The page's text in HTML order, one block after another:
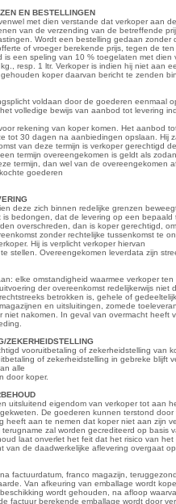
EN BESTELLINGEN
met dien verstande dat verkoper aan
van de verzending van de betreffende
Wordt een bestelling gedaan
of vroeger berekende prijs, tegen de
is een speling van 10 % toegelaten met
resp. 1 ltr. Verkoper is indien hij niet aan
koper daarvan bericht te zenden
voldaan door de goederen
volledige bewijs van aanbod tot levering
rekening van koper komen. Het aanbod
tot 30 dagen na aanbiedingen opslaan. Hij
van deze termijn is verkoper gerechtigd
termijn overeengekomen is geldt als
termijn, dan wel van de overeengekomen
goederen
deze zich binnen redelijke grenzen
bedongen, dat de levering op een
overschreden, dan is koper gerechtigd,
zonder rechtelijke tussenkomst te
Hij is verplicht verkoper hiervan
stellen. Overeengekomen leverdata zijn
elke omstandigheid waarmee verkoper
der overeenkomst redelijkerwijs
betrokken is, gehele of
en uitsluitingen, zomede
niet nakomen. In geval van overmacht
ZEKERHEIDSTELLING
vooruitbetaling of zekerheidstelling van
of zekerheidstelling in gebreke blijft
alle
door koper.
uitsluitend eigendom van verkoper tot aan
De goederen kunnen terstond
heeft aan te nemen dat koper niet aan zijn
zal worden gecrediteerd op
laat onverlet het feit dat het risico van
van de daadwerkelijke aflevering overgaat
factuurdatum, franco magazijn,
Van afkeuring van emballage wordt
wordt gehouden, na afloop
factuur berekende emballage wordt door